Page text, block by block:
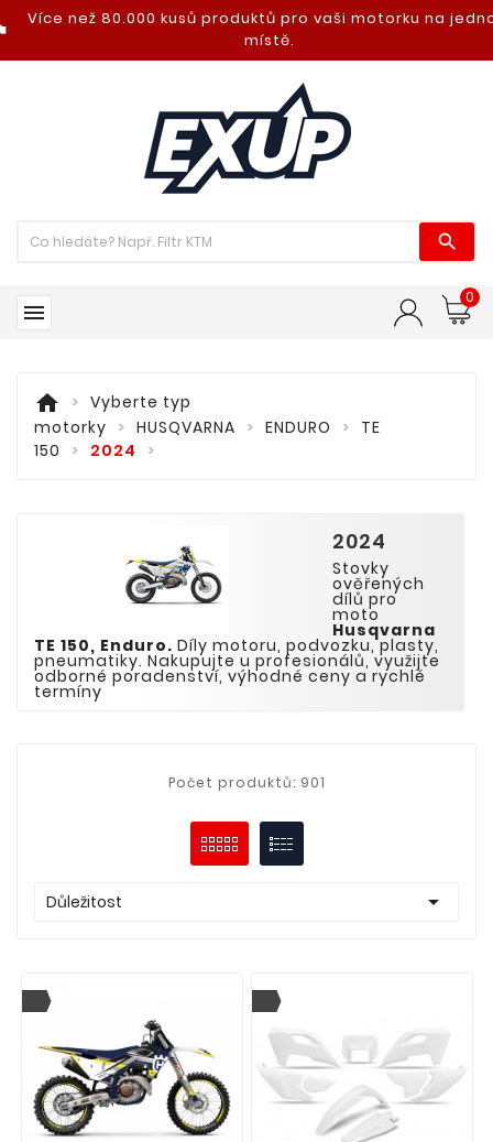
Více než 80.000 kusů produktů pro vaši motorku na
místě.


0
home
Vyberte typ
motorky
HUSQVARNA ENDURO
TE
150
2024
2024
Stovky
ověřených
dílů pro
moto
Husqvarna
TE 150, Enduro. Díly motoru, podvozku, plasty,
pneumatiky. Nakupujte u profesionálů, využijte
odborné poradenství, výhodné ceny a rychlé
termíny
Počet produktů: 901
Důležitost 